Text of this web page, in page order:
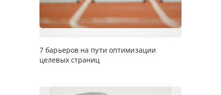
7 барьеров на пути оптимизации
целевых страниц